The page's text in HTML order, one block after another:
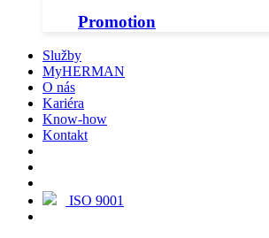
Promotion
Služby
MyHERMAN
O nás
Kariéra
Know-how
Kontakt
ISO 9001